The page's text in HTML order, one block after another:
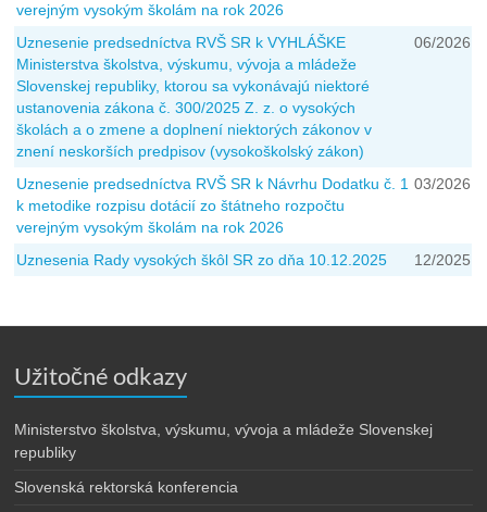
verejným vysokým školám na rok 2026
Uznesenie predsedníctva RVŠ SR k VYHLÁŠKE
Ministerstva školstva, výskumu, vývoja a mládeže
Slovenskej republiky, ktorou sa vykonávajú niektoré
ustanovenia zákona č. 300/2025 Z. z. o vysokých
školách a o zmene a doplnení niektorých zákonov v
znení neskorších predpisov (vysokoškolský zákon)
06/2026
Uznesenie predsedníctva RVŠ SR k Návrhu Dodatku č. 1
k metodike rozpisu dotácií zo štátneho rozpočtu
verejným vysokým školám na rok 2026
03/2026
Uznesenia Rady vysokých škôl SR zo dňa 10.12.2025 12/2025
Užitočné odkazy
Ministerstvo školstva, výskumu, vývoja a mládeže Slovenskej
republiky
Slovenská rektorská konferencia